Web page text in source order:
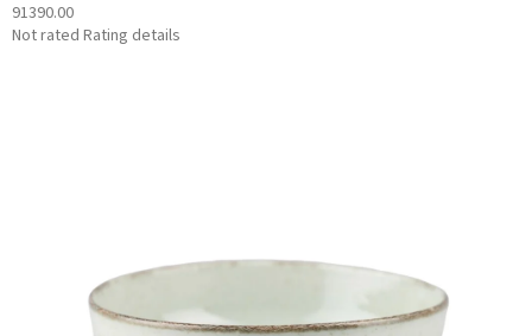
91390.00
The
Not rated Rating details